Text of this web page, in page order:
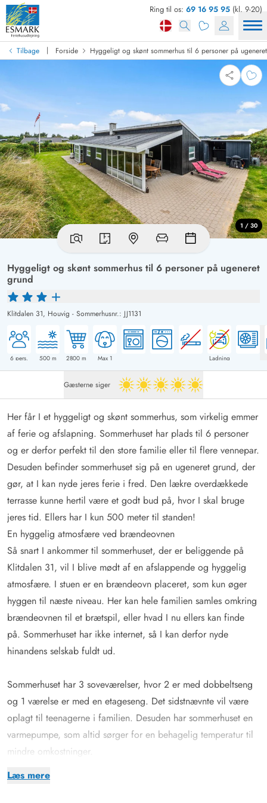
Ring til os: 69 16 95 95 (kl. 9-20)
Tilbage | Forside Hyggeligt og skønt sommerhus til 6 personer på
Hyggeligt og skønt sommerhus til 6 personer på ugeneret
grund
Klitdalen 31, Houvig - Sommerhusnr.: JJ1131
6 pers. 500m 2800 m Max 1 Ladning
1 / 30
Gæsterne siger 5 ud af 5
Læs mere
Her får I et hyggeligt og skønt sommerhus, som virkelig emmer
af ferie og afslapning. Sommerhuset har plads til 6 personer
og er derfor perfekt til den store familie eller til flere vennepar.
Desuden befinder sommerhuset sig på en ugeneret grund, der
gør, at I kan nyde jeres ferie i fred. Den lækre overdækkede
terrasse kunne hertil være et godt bud på, hvor I skal bruge
jeres tid. Ellers har I kun 500 meter til standen!
En hyggelig atmosfære ved brændeovnen
Så snart I ankommer til sommerhuset, der er beliggende på
Klitdalen 31, vil I blive mødt af en afslappende og hyggelig
atmosfære. I stuen er en brændeovn placeret, som kun øger
hyggen til næste niveau. Her kan hele familien samles omkring
brændeovnen til et brætspil, eller hvad I nu ellers kan finde
på. Sommerhuset har ikke internet, så I kan derfor nyde
hinandens selskab fuldt ud.
Sommerhuset har 3 soveværelser, hvor 2 er med dobbeltseng
og 1 værelse er med en etageseng. Det sidstnævnte vil være
oplagt til teenagerne i familien. Desuden har sommerhuset en
varmepumpe, som altid sørger for en behagelig temperatur til
mindre omkostninger.
Lækker overdækket terrasse og ugeneret grund